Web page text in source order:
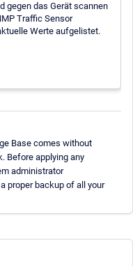
gegen das Gerät scannen
Traffic Sensor
Werte aufgelistet.
Base comes without
Before applying any
administrator
proper backup of all your